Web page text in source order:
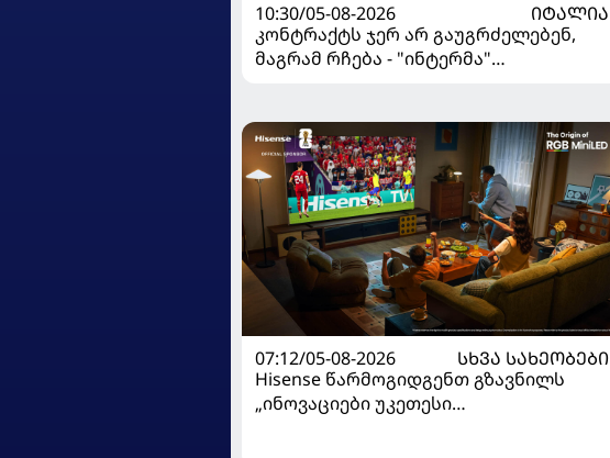
10:30/05-08-2026
ᲘᲢᲐᲚᲘᲐ
კონტრაქტს ჯერ არ გაუგრძელებენ,
მაგრამ რჩება - "ინტერმა"
07:12/05-08-2026
ᲡᲮᲕᲐ ᲡᲐᲮᲔᲝᲑᲔᲑᲘ
Hisense წარმოგიდგენთ გზავნილს
„ინოვაციები უკეთესი